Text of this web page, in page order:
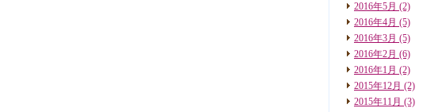
2016年5月 (2)
2016年4月 (5)
2016年3月 (5)
2016年2月 (6)
2016年1月 (2)
2015年12月 (2)
2015年11月 (3)